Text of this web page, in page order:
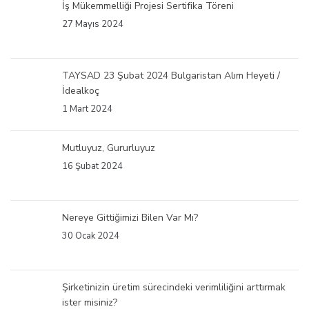
İş Mükemmelliği Projesi Sertifika Töreni
27 Mayıs 2024
TAYSAD 23 Şubat 2024 Bulgaristan Alım Heyeti /
İdealkoç
1 Mart 2024
Mutluyuz, Gururluyuz
16 Şubat 2024
Nereye Gittiğimizi Bilen Var Mı?
30 Ocak 2024
Şirketinizin üretim sürecindeki verimliliğini arttırmak
ister misiniz?